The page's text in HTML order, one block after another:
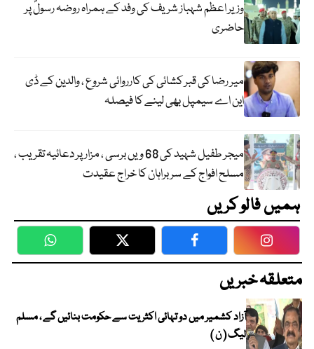
وزیر اعظم شہباز شریف کی وفد کے ہمراہ روضہ رسولؐ پر
حاضری
میر رضا کی قبر کشائی کی کارروائی شروع ، والدین کے ڈی
این اے سیمپل بھی لینے کا فیصلہ
میجر طفیل شہید کی 68 ویں برسی ، مزار پر دعائیہ تقریب ،
مسلح افواج کے سربراہان کا خراج عقیدت
ہمیں فالو کریں
WhatsApp Twitter Facebook
متعلقہ خبریں
آزاد کشمیر میں دو تہائی اکثریت سے حکومت بنائیں گے ، مسلم
لیگ ( ن )